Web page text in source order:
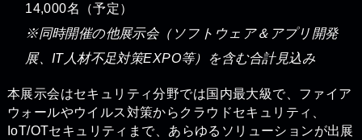
14,000名（予定）
※同時開催の他展示会（ソフトウェア＆アプリ開発
展、IT人材不足対策EXPO等）を含む合計見込み
本展示会はセキュリティ分野では国内最大級で、ファイア
ウォールやウイルス対策からクラウドセキュリティ、
IoT/OTセキュリティまで、あらゆるソリューションが出展